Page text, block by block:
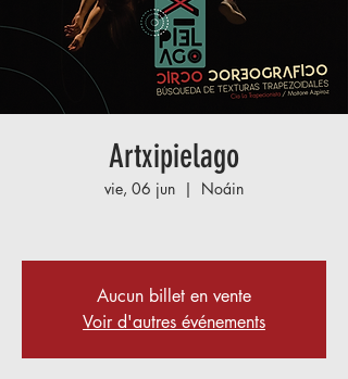
Artxipielago
vie, 06 jun
  |
Noáin
Aucun billet en vente
Voir d'autres événements